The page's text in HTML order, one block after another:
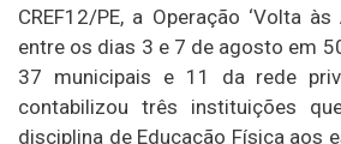
CREF12/PE, a Operação ‘Volta
entre os dias 3 e 7 de agosto em
37 municipais e 11 da rede
contabilizou três instituições
disciplina de Educação Física aos